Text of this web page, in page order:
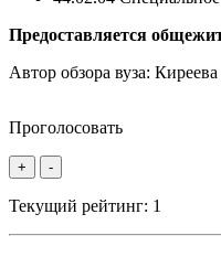
Предоставляется
Автор обзора вуза:
Проголосовать
+ -
Текущий рейтинг: 1